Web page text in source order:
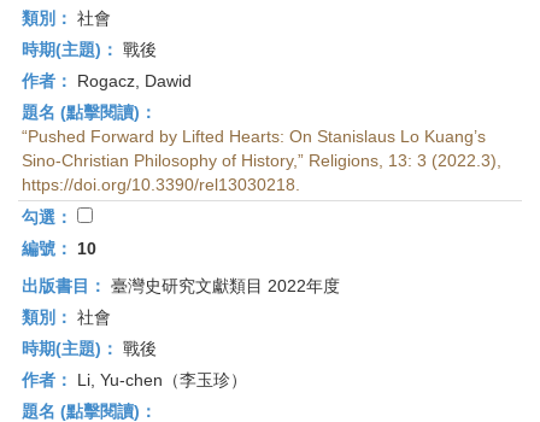
類別： 社會
時期(主題)： 戰後
作者：
Rogacz, Dawid
題名 (點擊閱讀)：
“Pushed Forward by Lifted Hearts: On Stanislaus Lo Kuang’s
Sino-Christian Philosophy of History,” Religions, 13: 3 (2022.3),
https://doi.org/10.3390/rel13030218.
勾選：
編號：
10
出版書目： 臺灣史研究文獻類目 2022年度
類別： 社會
時期(主題)： 戰後
作者：
Li, Yu-chen（李玉珍）
題名 (點擊閱讀)：